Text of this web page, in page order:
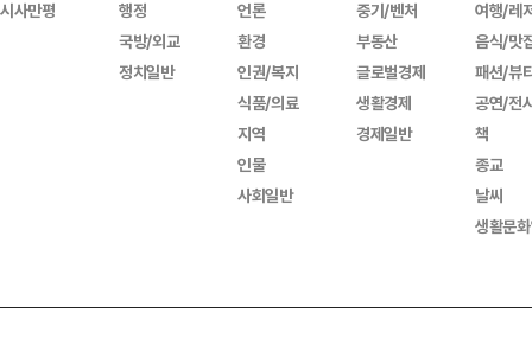
시사만평
행정
국방/외교
정치일반
언론
환경
인권/복지
식품/의료
지역
인물
사회일반
중기/벤처
부동산
글로벌경제
생활경제
경제일반
여행/레
음식/맛
패션/뷰
공연/전
책
종교
날씨
생활문